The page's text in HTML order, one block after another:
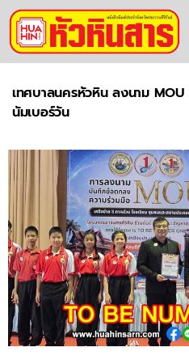
เทศบาลนครหัวหิน ลงนาม
นัมเบอร์วัน